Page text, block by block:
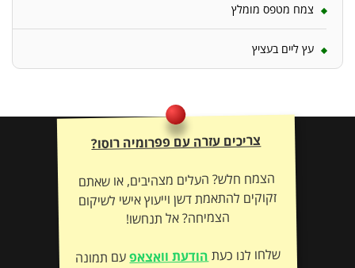
צמח מטפס מומלץ
עץ ליים בעציץ
צריכים עזרה עם פפרומיה רוסו?
הצמח חלש? העלים מצהיבים, או שאתם
זקוקים להתאמת דשן וייעוץ אישי לשיקום
הצמיחה? אל תנחשו!
שלחו לנו כעתהודעת וואצאפעם תמונה
– ונתאים לכם את הטיפול המדויק לשיקום